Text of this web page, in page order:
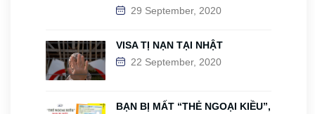
29 September, 2020
VISA TỊ NẠN TẠI NHẬT
22 September, 2020
BẠN BỊ MẤT “THẺ NGOẠI KIỀU”,